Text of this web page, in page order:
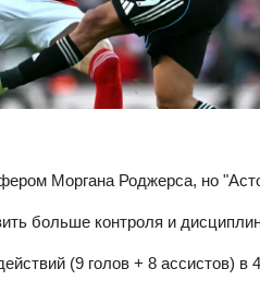
Моргана Роджерса, но
больше контроля и
(9 голов + 8 ассистов) в